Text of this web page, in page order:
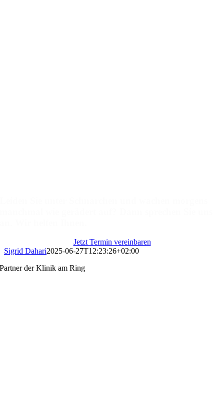
Jetzt Termin vereinbaren
Sigrid Dahari2025-06-27T12:23:26+02:00
Partner der Klinik am Ring